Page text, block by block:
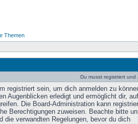
Themen
Du musst registriert
registriert sein, um dich anmelden zu
Augenblicken erledigt und ermöglicht dir, auf
Die Board-Administration kann
Berechtigungen zuweisen. Beachte bitte
die verwandten Regelungen, bevor du dich